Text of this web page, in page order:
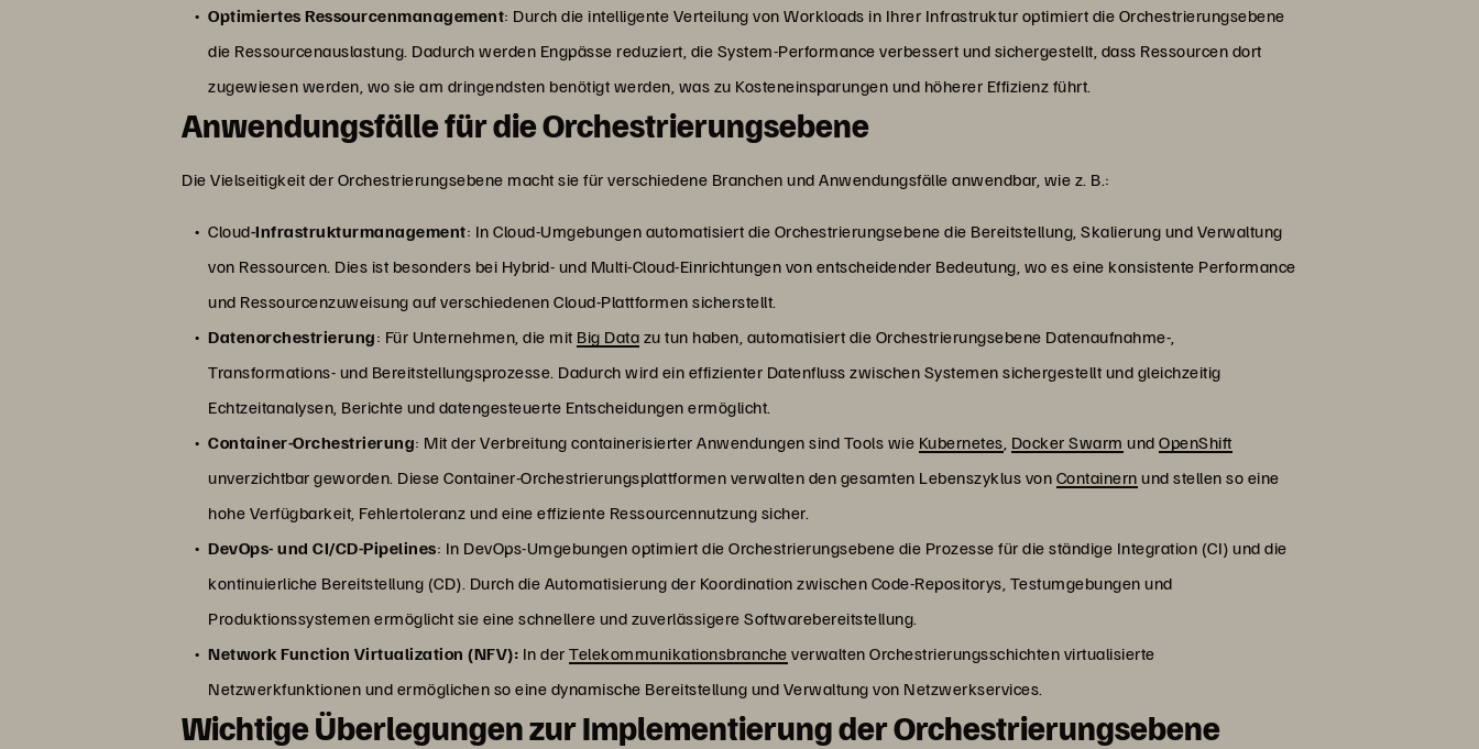
Optimiertes Ressourcenmanagement: Durch die intelligente Verteilung von Workloads in Ihrer Infrastruktur optimiert die Orchestrierungsebene
die Ressourcenauslastung. Dadurch werden Engpässe reduziert, die System-Performance verbessert und sichergestellt, dass Ressourcen dort
zugewiesen werden, wo sie am dringendsten benötigt werden, was zu Kosteneinsparungen und höherer Effizienz führt.
Anwendungsfälle für die Orchestrierungsebene
Die Vielseitigkeit der Orchestrierungsebene macht sie für verschiedene Branchen und Anwendungsfälle anwendbar, wie z. B.:
Cloud-Infrastrukturmanagement: In Cloud-Umgebungen automatisiert die Orchestrierungsebene die Bereitstellung, Skalierung und Verwaltung
von Ressourcen. Dies ist besonders bei Hybrid- und Multi-Cloud-Einrichtungen von entscheidender Bedeutung, wo es eine konsistente Performance
und Ressourcenzuweisung auf verschiedenen Cloud-Plattformen sicherstellt.
Datenorchestrierung: Für Unternehmen, die mit Big Data zu tun haben, automatisiert die Orchestrierungsebene Datenaufnahme-,
Transformations- und Bereitstellungsprozesse. Dadurch wird ein effizienter Datenfluss zwischen Systemen sichergestellt und gleichzeitig
Echtzeitanalysen, Berichte und datengesteuerte Entscheidungen ermöglicht.
Container-Orchestrierung: Mit der Verbreitung containerisierter Anwendungen sind Tools wie Kubernetes Docker Swarm undOpenShift
unverzichtbar geworden. Diese Container-Orchestrierungsplattformen verwalten den gesamten Lebenszyklus von Containern und stellen so eine
hohe Verfügbarkeit, Fehlertoleranz und eine effiziente Ressourcennutzung sicher.
DevOps- und CI/CD-Pipelines: In DevOps-Umgebungen optimiert die Orchestrierungsebene die Prozesse für die ständige Integration (CI) und die
kontinuierliche Bereitstellung (CD). Durch die Automatisierung der Koordination zwischen Code-Repositorys, Testumgebungen und
Produktionssystemen ermöglicht sie eine schnellere und zuverlässigere Softwarebereitstellung.
Network Function Virtualization (NFV): In derTelekommunikationsbranche verwalten Orchestrierungsschichten virtualisierte
Netzwerkfunktionen und ermöglichen so eine dynamische Bereitstellung und Verwaltung von Netzwerkservices.
Wichtige Überlegungen zur Implementierung der Orchestrierungsebene